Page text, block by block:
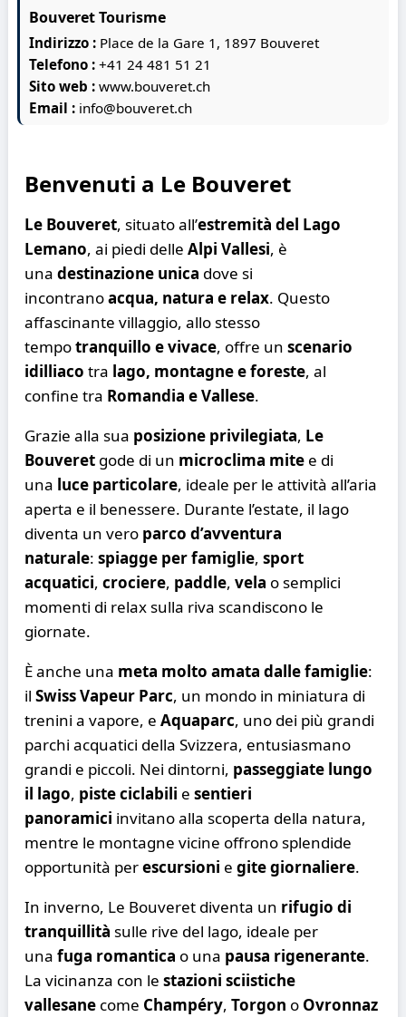
Bouveret Tourisme
Indirizzo : Place de la Gare 1, 1897 Bouveret
Telefono :+41 24 481 51 21
Sito web :www.bouveret.ch
Email : info@bouveret.ch
Benvenuti a Le Bouveret
Le Bouveret, situato all’estremità del Lago
Lemano, ai piedi delleAlpi Vallesi, è
unadestinazione unica dove si
incontranoacqua, natura e relax. Questo
affascinante villaggio, allo stesso
tempotranquillo e vivace, offre unscenario
idilliaco tra lago, montagne e foreste, al
confine tra Romandia e Vallese.
Grazie alla sua posizione privilegiata, Le
Bouveret gode di un microclima mite e di
una luce particolare, ideale per le attività all’aria
aperta e il benessere. Durante l’estate, il lago
diventa un vero parco d’avventura
naturale:spiagge per famiglie,sport
acquatici,crociere, paddle,vela o semplici
momenti di relax sulla riva scandiscono le
giornate.
È anche una meta molto amata dalle famiglie:
ilSwiss Vapeur Parc, un mondo in miniatura di
trenini a vapore, eAquaparc, uno dei più grandi
parchi acquatici della Svizzera, entusiasmano
grandi e piccoli. Nei dintorni, passeggiate lungo
il lago, piste ciclabili esentieri
panoramici invitano alla scoperta della natura,
mentre le montagne vicine offrono splendide
opportunità perescursioni egite giornaliere.
In inverno, Le Bouveret diventa un rifugio di
tranquillità sulle rive del lago, ideale per
unafuga romantica o una pausa rigenerante.
La vicinanza con lestazioni sciistiche
vallesane come Champéry,Torgon o Ovronnaz